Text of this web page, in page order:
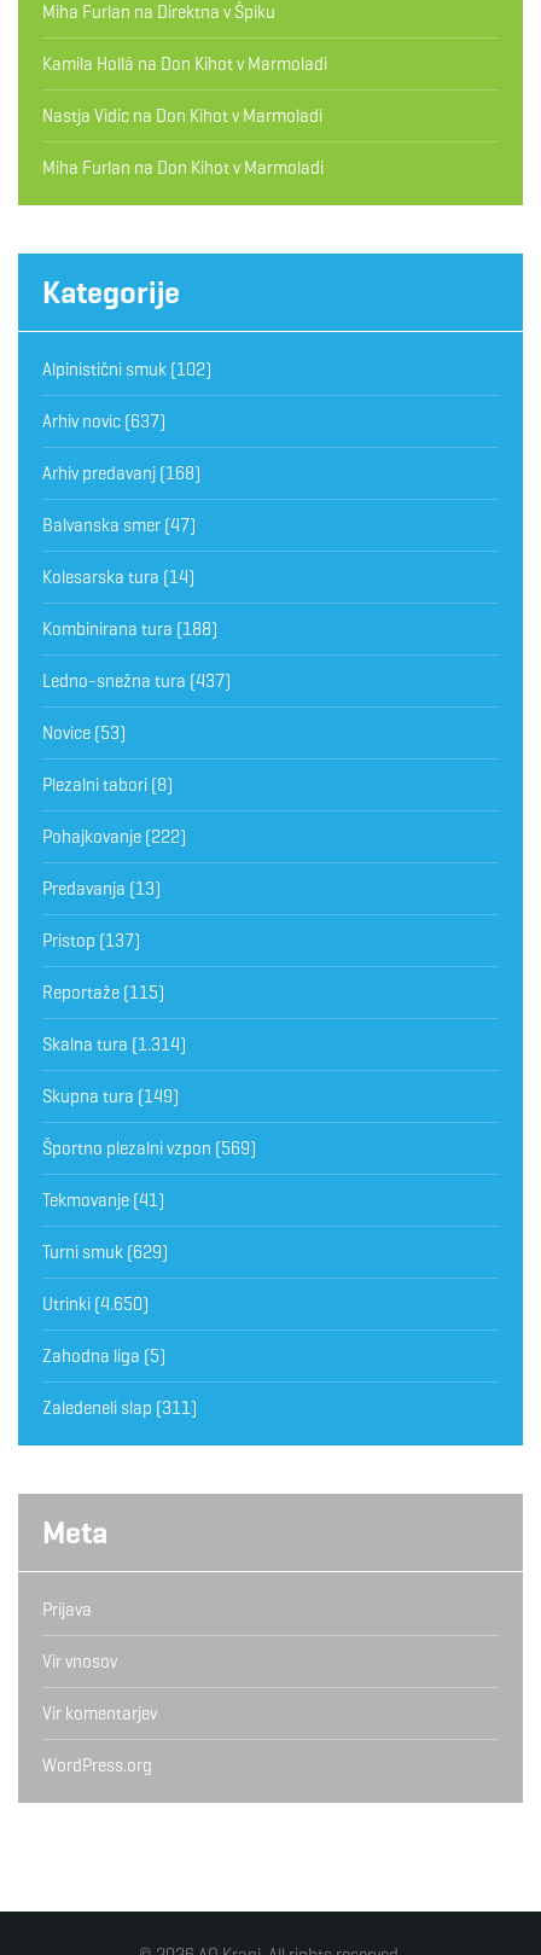
Miha Furlan na Direktna v Špiku
Kamila Hollá na Don Kihot v Marmoladi
Nastja Vidic na Don Kihot v Marmoladi
Miha Furlan na Don Kihot v Marmoladi
Kategorije
Alpinistični smuk (102)
Arhiv novic (637)
Arhiv predavanj (168)
Balvanska smer (47)
Kolesarska tura (14)
Kombinirana tura (188)
Ledno-snežna tura (437)
Novice (53)
Plezalni tabori (8)
Pohajkovanje (222)
Predavanja (13)
Pristop (137)
Reportaže (115)
Skalna tura (1.314)
Skupna tura (149)
Športno plezalni vzpon (569)
Tekmovanje (41)
Turni smuk (629)
Utrinki (4.650)
Zahodna liga (5)
Zaledeneli slap (311)
Meta
Prijava
Vir vnosov
Vir komentarjev
WordPress.org